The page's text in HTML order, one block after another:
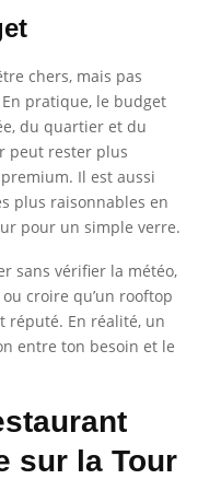
chers, mais pas
pratique, le budget
du quartier et du
peut rester plus
Il est aussi
plus raisonnables en
pour un simple verre.
sans vérifier la météo,
croire qu’un rooftop
réputé. En réalité, un
entre ton besoin et le
sur la Tour